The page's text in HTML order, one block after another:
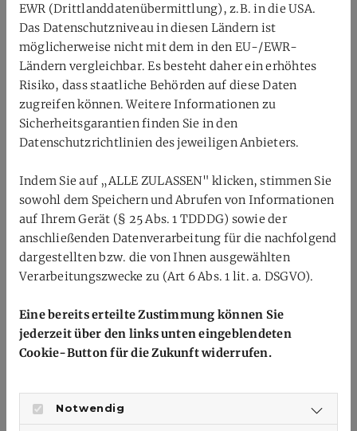
Service
Kontakt
Verband
Verbandstage
Übersicht Vereine
Satzung / Ordnungen
Trainerausbildung
Rechtliches
Impressum
Datenschutzerklärung
Der Verband
Badmintonabteilungen vertreten wir die Interessen
unserer Mitglieder. Wir fördern insbesondere die
EWR (Drittlanddatenübermittlung), z.B. in die USA.
Das Datenschutzniveau in diesen Ländern ist
möglicherweise nicht mit dem in den EU-/EWR-
Ländern vergleichbar. Es besteht daher ein erhöhtes
Risiko, dass staatliche Behörden auf diese Daten
zugreifen können. Weitere Informationen zu
Sicherheitsgarantien finden Sie in den
Datenschutzrichtlinien des jeweiligen Anbieters.
Indem Sie auf „ALLE ZULASSEN" klicken, stimmen Sie
sowohl dem Speichern und Abrufen von Informationen
auf Ihrem Gerät (§ 25 Abs. 1 TDDDG) sowie der
anschließenden Datenverarbeitung für die nachfolgend
dargestellten bzw. die von Ihnen ausgewählten
Verarbeitungszwecke zu (Art 6 Abs. 1 lit. a. DSGVO).
Eine bereits erteilte Zustimmung können Sie
jederzeit über den links unten eingeblendeten
Cookie-Button für die Zukunft widerrufen.
Notwendig